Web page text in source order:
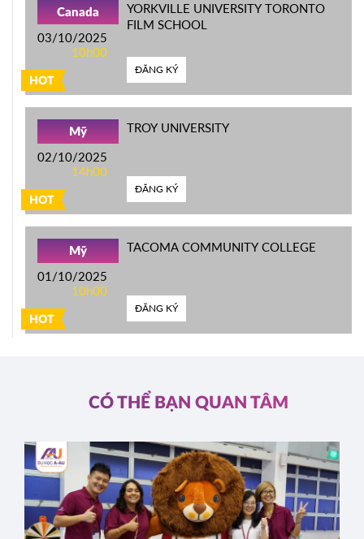
HOT
Canada
03/10/2025
10h00
YORKVILLE UNIVERSITY TORONTO
FILM SCHOOL
ĐĂNG KÝ
HOT
Mỹ
02/10/2025
14h00
TROY UNIVERSITY
ĐĂNG KÝ
HOT
Mỹ
01/10/2025
10h00
TACOMA COMMUNITY COLLEGE
ĐĂNG KÝ
CÓ THỂ BẠN QUAN TÂM